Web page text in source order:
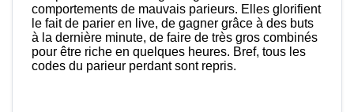
comportements de mauvais parieurs. Elles glorifient
le fait de parier en live, de gagner grâce à des buts
à la dernière minute, de faire de très gros combinés
pour être riche en quelques heures. Bref, tous les
codes du parieur perdant sont repris.